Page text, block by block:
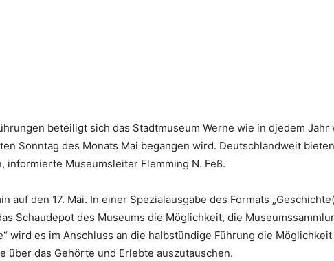
beteiligt sich das Stadtmuseum Werne wie in djedem
Sonntag des Monats Mai begangen wird. Deutschlandweit
informierte Museumsleiter Flemming N. Feß.
auf den 17. Mai. In einer Spezialausgabe des Formats
Schaudepot des Museums die Möglichkeit, die
wird es im Anschluss an die halbstündige Führung die
über das Gehörte und Erlebte auszutauschen.